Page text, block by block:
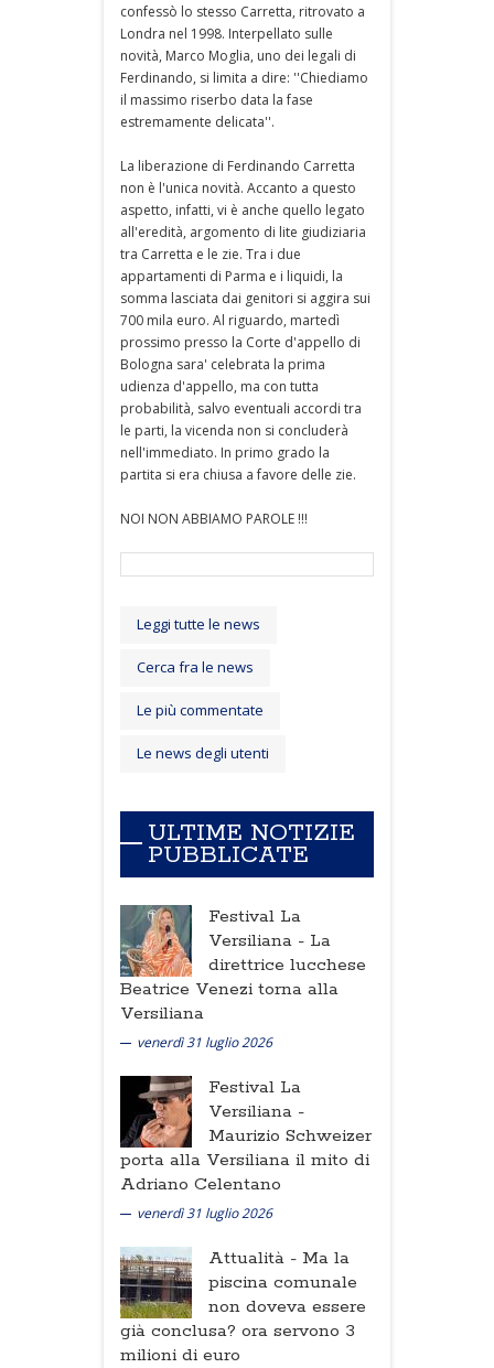
confessò lo stesso Carretta, ritrovato a
Londra nel 1998. Interpellato sulle
novità, Marco Moglia, uno dei legali di
Ferdinando, si limita a dire: ''Chiediamo
il massimo riserbo data la fase
estremamente delicata''.
La liberazione di Ferdinando Carretta
non è l'unica novità. Accanto a questo
aspetto, infatti, vi è anche quello legato
all'eredità, argomento di lite giudiziaria
tra Carretta e le zie. Tra i due
appartamenti di Parma e i liquidi, la
somma lasciata dai genitori si aggira sui
700 mila euro. Al riguardo, martedì
prossimo presso la Corte d'appello di
Bologna sara' celebrata la prima
udienza d'appello, ma con tutta
probabilità, salvo eventuali accordi tra
le parti, la vicenda non si concluderà
nell'immediato. In primo grado la
partita si era chiusa a favore delle zie.
NOI NON ABBIAMO PAROLE !!!
Leggi tutte le news
Cerca fra le news
Le più commentate
Le news degli utenti
ULTIME NOTIZIE
PUBBLICATE
Festival La
Versiliana - La
direttrice lucchese
Beatrice Venezi torna alla
Versiliana
venerdì 31 luglio 2026
Festival La
Versiliana -
Maurizio Schweizer
porta alla Versiliana il mito di
Adriano Celentano
venerdì 31 luglio 2026
Attualità - Ma la
piscina comunale
non doveva essere
già conclusa? ora servono 3
milioni di euro